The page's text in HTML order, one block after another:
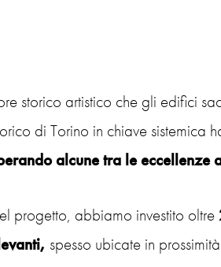
storico artistico che gli edifici
di Torino in chiave
alcune tra le
progetto, abbiamo investito oltre
spesso ubicate in